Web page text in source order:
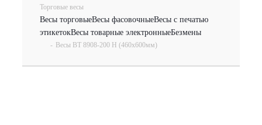
Торговые весы
Весы торговыеВесы фасовочныеВесы с печатью
этикетокВесы товарные электронныеБезмены
- Весы ВТ 8908-200 Н (460х600мм)